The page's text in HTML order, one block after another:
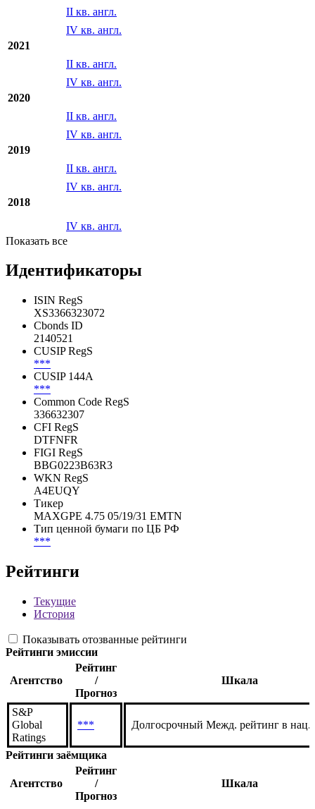
II кв. англ.
IV кв. англ.
2022
II кв. англ.
IV кв. англ.
2021
II кв. англ.
IV кв. англ.
2020
II кв. англ.
IV кв. англ.
2019
IV кв. англ.
IV кв. англ.
Идентификаторы
ISIN RegS
XS3366323072
Cbonds ID
2140521
CUSIP RegS
***
CUSIP 144A
***
Common Code RegS
336632307
CFI RegS
DTFNFR
FIGI RegS
BBG0223B63R3
WKN RegS
A4EUQY
Тип ценной бумаги по ЦБ РФ
Рейтинги
Текущие
Показывать отозванные рейтинги
Рейтинги эмиссии
Агентство Шкала
S&P
Ratings
***
Рейтинги заёмщика